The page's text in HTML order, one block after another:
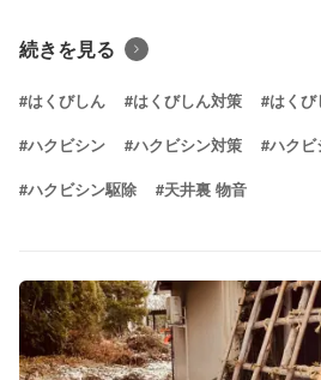
続きを見る
#はくびしん #はくびしん対策 #はくび
#ハクビシン #ハクビシン対策 #ハクビ
#ハクビシン駆除 #天井裏 物音